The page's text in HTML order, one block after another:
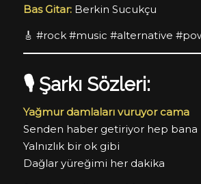
Bas Gitar:Berkin Sucukçu
🎸 #rock #music #alternative
🎙️ Şarkı Sözleri:
Yağmur damlaları vuruyor cama
Senden haber getiriyor hep bana
Yalnızlık bir ok gibi
Dağlar yüreğimi her dakika